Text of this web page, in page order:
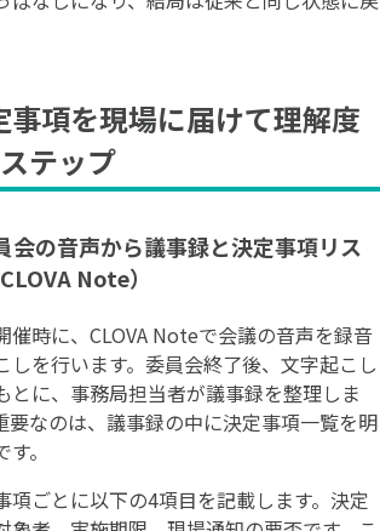
事項を現場に届けて理解度
テップ
会の音声から議事録と決定事項リス
Note）
催時に、CLOVA Noteで会議の音声を録音
しを行います。委員会終了後、文字起こし
とに、事務局担当者が議事録を整理しま
要なのは、議事録の中に決定事項一覧を明
。
項ごとに以下の4項目を記載します。決定